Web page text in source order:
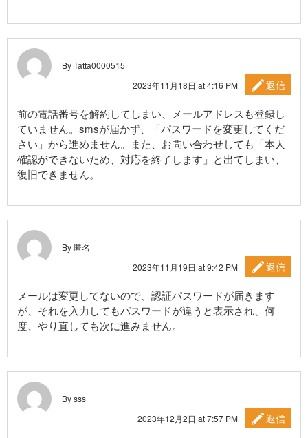
By Tatta0000515
2023年11月18日 at 4:16 PM
返信
前の電話番号を解約してしまい、メールアドレスも登録し
ていません。smsが届かず、「パスワードを変更してくだ
さい」から進めません。また、お問い合わせしても「本人
確認ができないため、対応を終了します」と出てしまい、
復旧できません。
By 匿名
2023年11月19日 at 9:42 PM
返信
メールは変更してないので、認証パスワードが届きます
が、それを入力してもパスワードが違うと表示され、何
度、やり直しても次に進みません。
By sss
2023年12月2日 at 7:57 PM
返信